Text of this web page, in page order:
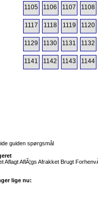
1105 1106 1107 1108
1117 1118 1119 1120
1129 1130 1131 1132
1141 1142 1143 1144
guiden spørgsmål
Aflagt AflÃ¦gs Afrakket Brugt
lige nu: